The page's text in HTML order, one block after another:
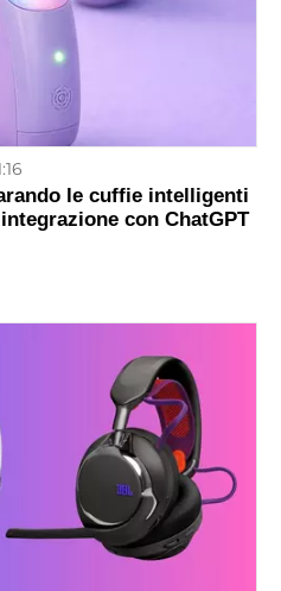
le cuffie intelligenti
con ChatGPT